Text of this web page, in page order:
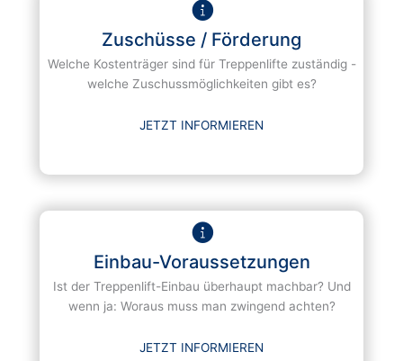
Zuschüsse / Förderung
Welche Kostenträger sind für Treppenlifte zuständig -
welche Zuschussmöglichkeiten gibt es?
JETZT INFORMIEREN
Einbau-Voraussetzungen
Ist der Treppenlift-Einbau überhaupt machbar? Und
wenn ja: Woraus muss man zwingend achten?
JETZT INFORMIEREN